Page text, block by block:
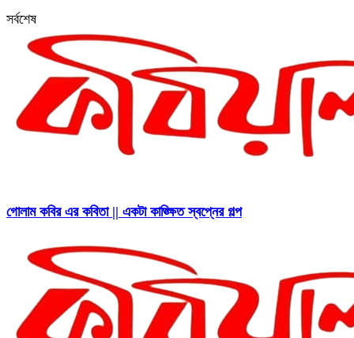
সর্বশেষ
গোলাম কবির এর কবিতা || একটা কাঙ্ক্ষিত স্বপ্নের গল্প